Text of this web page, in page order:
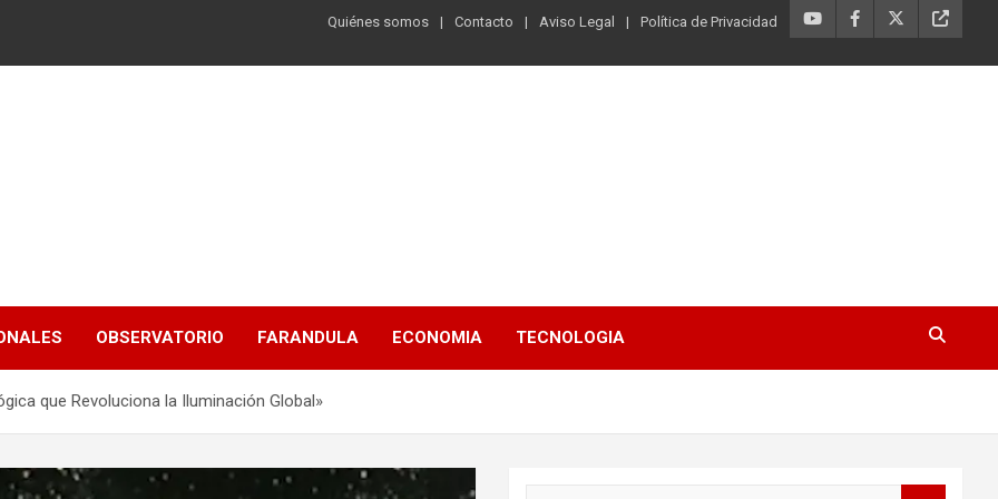
Quiénes somos Contacto Aviso Legal Política de Privacidad
OBSERVATORIO FARANDULA ECONOMIA TECNOLOGIA
que Revoluciona la Iluminación Global»